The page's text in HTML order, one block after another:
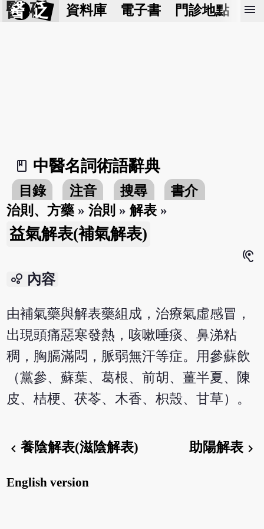
醫 砭 資料庫 電子書 門診地點 預
menu
book_2
中醫名詞術語辭典
目錄 注音 搜尋
書介
治則、方藥 »治則 »解表 »
益氣解表(補氣解表)
hearing
bubble_chart 內容
由補氣藥與解表藥組成，治療氣虛感冒，
出現頭痛惡寒發熱，咳嗽唾痰、鼻涕粘
稠，胸膈滿悶，脈弱無汗等症。用參蘇飲
（黨參、蘇葉、葛根、前胡、薑半夏、陳
皮、桔梗、茯苓、木香、枳殼、甘草）。
chevron_left養陰解表(滋陰解表) 助陽解表chevron_right
English version